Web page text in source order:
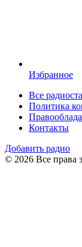
Избранное
Все
Политика
Контакты
Добавить радио
© 2026 Все права